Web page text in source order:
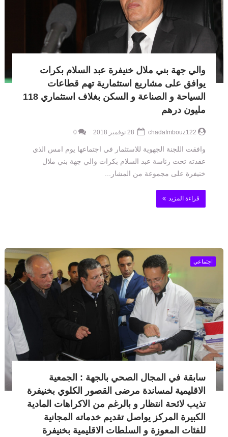
والي جهة بني ملال خنيفرة عبد السلام بكرات
يوافق على مشاريع استثمارية تهم قطاعات
السياحة و الصناعة و السكن بغلاف استثماري 118
مليون درهم
chadafmbouz122
0
وافقت اللجنة الجهوية للاستثمار في اجتماعها يوم امس الذي
عقدته تحت رئاسة عبد السلام بكرات والي جهة بني ملال
خنيفرة على مجموعة من المشار...
قراءة المزيد
اجتماعي
سابقة في المجال الصحي بالجهة : الجمعية
الاقليمية لمساندة مرضى القصور الكلوي بخنيفرة
تذيب لائحة انتظار و بالرغم من الاكراهات المادية
الكبيرة المركز يواصل تقديم خدماته المجانية
للفئات المعوزة و السلطات الاقليمية بخنيفرة